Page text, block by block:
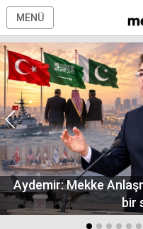
MENÜ
Aydemir: Mekke
bir